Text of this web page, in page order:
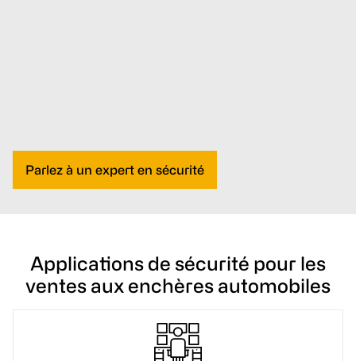
Parlez à un expert en sécurité
Applications de sécurité pour les
ventes aux enchères automobiles